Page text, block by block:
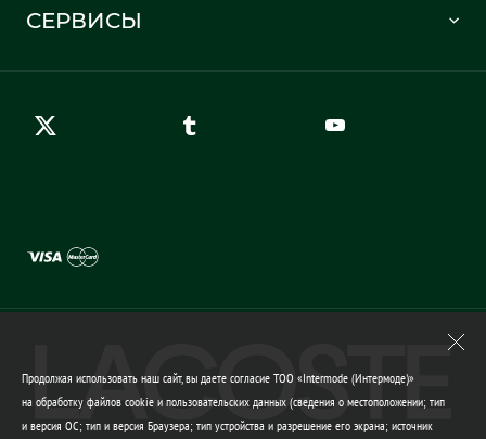
Правила возврата
Карта сайта
СЕРВИСЫ
Продолжая использовать наш сайт, вы даете согласие ТОО «Intermode (Интермоде)»
на обработку файлов cookie и пользовательских данных (сведения о местоположении; тип
и версия ОС; тип и версия Браузера; тип устройства и разрешение его экрана; источник